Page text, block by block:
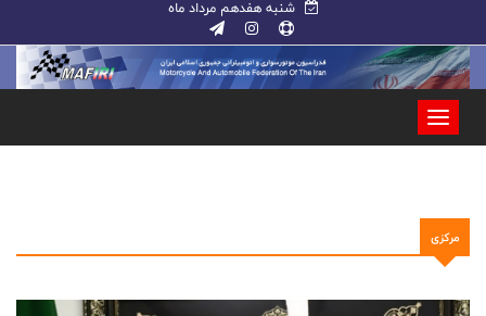
شنبه هفدهم مرداد ماه
مرکزی